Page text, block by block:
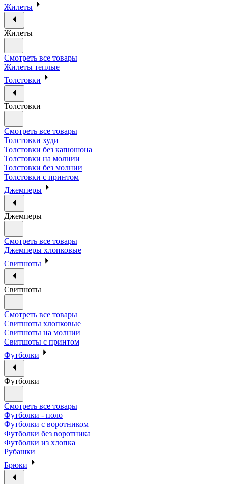
Жилеты
Жилеты
Смотреть все товары
Жилеты теплые
Толстовки
Толстовки
Смотреть все товары
Толстовки худи
Толстовки без капюшона
Толстовки на молнии
Толстовки без молнии
Толстовки с принтом
Джемперы
Джемперы
Смотреть все товары
Джемперы хлопковые
Свитшоты
Свитшоты
Смотреть все товары
Свитшоты хлопковые
Свитшоты на молнии
Свитшоты с принтом
Футболки
Футболки
Смотреть все товары
Футболки - поло
Футболки с воротником
Футболки без воротника
Футболки из хлопка
Рубашки
Брюки